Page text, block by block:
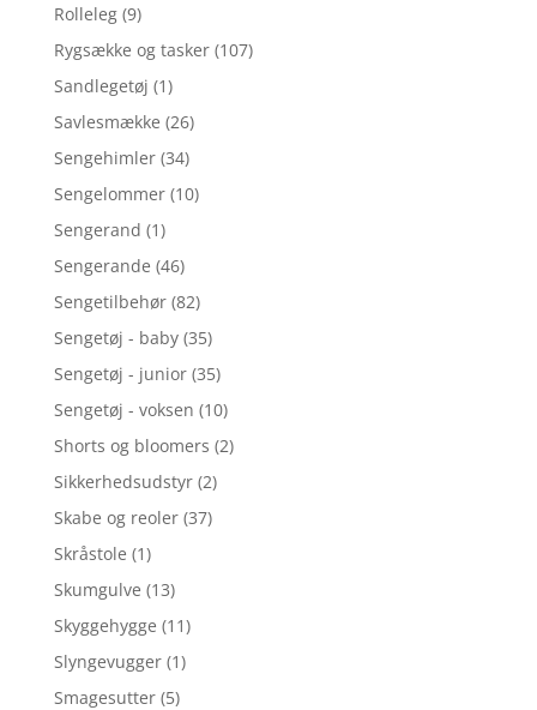
Rolleleg (9)
Rygsække og tasker (107)
Sandlegetøj (1)
Savlesmække (26)
Sengehimler (34)
Sengelommer (10)
Sengerand (1)
Sengerande (46)
Sengetilbehør (82)
Sengetøj - baby (35)
Sengetøj - junior (35)
Sengetøj - voksen (10)
Shorts og bloomers (2)
Sikkerhedsudstyr (2)
Skabe og reoler (37)
Skråstole (1)
Skumgulve (13)
Skyggehygge (11)
Slyngevugger (1)
Smagesutter (5)